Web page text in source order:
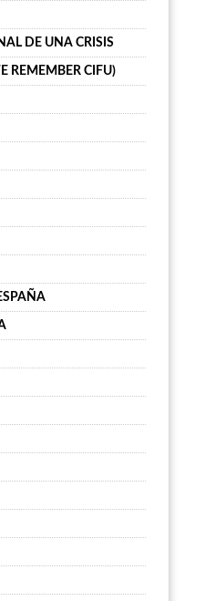
DE UNA CRISIS
REMEMBER CIFU)